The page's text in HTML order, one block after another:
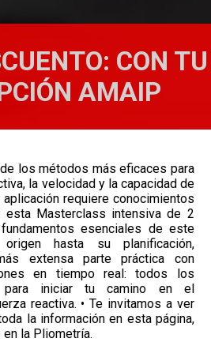
CON TU
AMAIP
los métodos más eficaces para
la velocidad y la capacidad de
requiere conocimientos
esta Masterclass intensiva de 2
esenciales de este
hasta su planificación,
extensa parte práctica con
en tiempo real: todos los
para iniciar tu camino en el
reactiva. • Te invitamos a ver
la información en esta página,
la Pliometría.